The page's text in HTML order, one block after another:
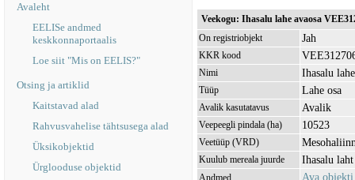
Avaleht
EELISe andmed
keskkonnaportaalis
Loe siit "Mis on EELIS?"
Otsing ja artiklid
Kaitstavad alad
Rahvusvahelise tähtsusega alad
Üksikobjektid
Ürglooduse objektid
Veekogu: Ihasalu lahe avaosa
On registriobjekt
Jah
KKR kood
Nimi Ihasalu
Tüüp Lahe osa
Avalik kasutatavus Avalik
Veepeegli pindala (ha) 10523
Veetüüp (VRD)
Kuulub mereala juurde Ihasalu
Andmed
Ava objekti